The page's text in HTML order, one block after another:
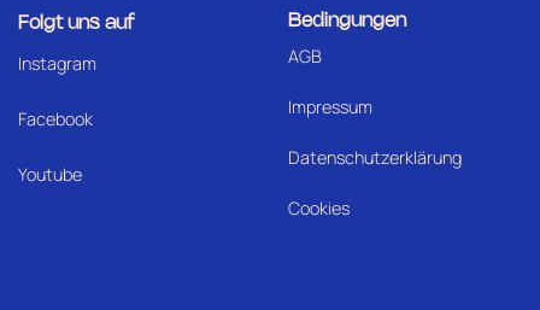
Folgt uns auf
Instagram
Facebook
Youtube
Bedingungen
AGB
Impressum
Datenschutzerklärung
Cookies